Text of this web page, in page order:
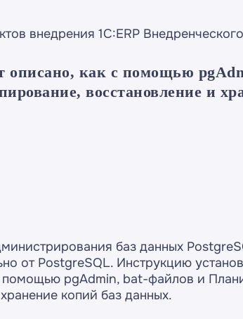
внедрения 1С:ERP
описано, как с помощью
восстановление и
баз данных
от PostgreSQL. Инструкцию
помощью pgAdmin, bat-файлов и
копий баз данных.